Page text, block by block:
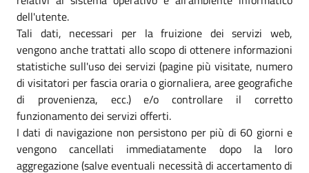
dell'utente.
Tali dati, necessari per la fruizione dei servizi web,
vengono anche trattati allo scopo di ottenere informazioni
statistiche sull'uso dei servizi (pagine più visitate, numero
di visitatori per fascia oraria o giornaliera, aree geografiche
di provenienza, ecc.) e/o controllare il corretto
funzionamento dei servizi offerti.
I dati di navigazione non persistono per più di 60 giorni e
vengono cancellati immediatamente dopo la loro
aggregazione (salve eventuali necessità di accertamento di